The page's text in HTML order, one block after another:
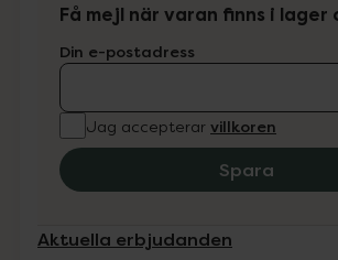
Få mejl när varan finns i lager
Din e-postadress
Jag accepterar villkoren
Spara
Aktuella erbjudanden